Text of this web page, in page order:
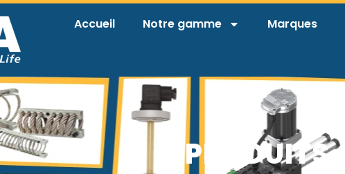
Accueil Notre gamme Marques
PRODUITS